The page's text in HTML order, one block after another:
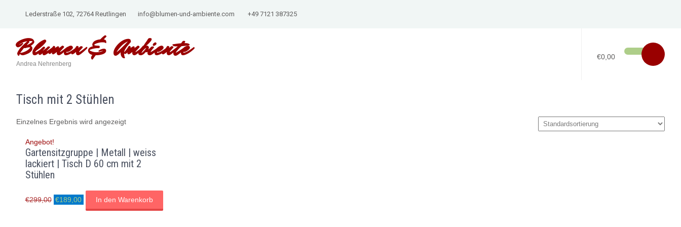
Lederstraße 102, 72764 Reutlingen info@blumen-und-ambiente.com +49 7121 387325
Blumen & Ambiente
Andrea Nehrenberg
€0,00
Tisch mit 2 Stühlen
Einzelnes Ergebnis wird angezeigt
Angebot!
Gartensitzgruppe | Metall | weiss
lackiert | Tisch D 60 cm mit 2
Stühlen
€299,00
Ursprünglicher
Preis
€189,00
Aktueller
Preis
In den Warenkorb